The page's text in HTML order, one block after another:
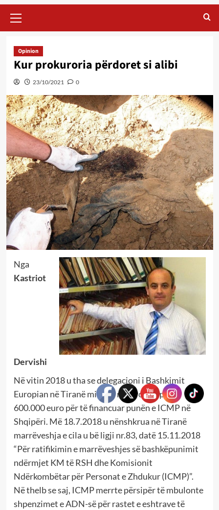
Menu
Opinion
Kur prokuroria përdoret si alibi
23/10/2021 0
Nga
Kastriot
Dervishi
Në vitin 2018 u tha se delegacioni i Bashkimit
Europian në Tiranë miratoi një projekt prej
600.000 euro për të financuar punën e ICMP në
Shqipëri. Më 18.7.2018 u nënshkrua në Tiranë
marrëveshja e cila u bë ligji nr.83, datë 15.11.2018
“Për ratifikimin e marrëveshjes së bashkëpunimit
ndërmjet KM të RSH dhe Komisionit
Ndërkombëtar për Personat e Zhdukur (ICMP)”.
Në thelb se saj, ICMP merrte përsipër të mbulonte
shpenzimet e ADN-së për rastet e eshtrave të